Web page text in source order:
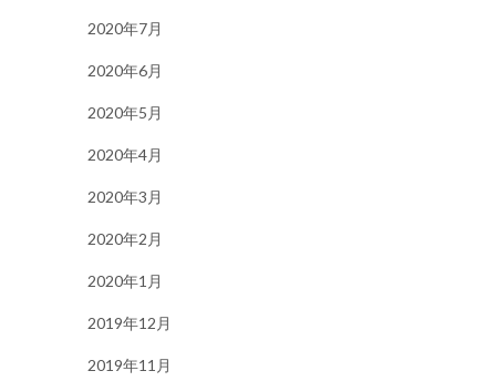
2020年7月
2020年6月
2020年5月
2020年4月
2020年3月
2020年2月
2020年1月
2019年12月
2019年11月